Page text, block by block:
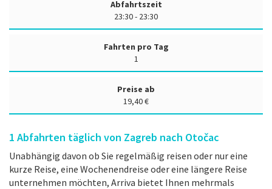
Abfahrtszeit
23:30 - 23:30
Fahrten pro Tag
1
Preise ab
19,40 €
1 Abfahrten täglich von Zagreb nach Otočac
Unabhängig davon ob Sie regelmäßig reisen oder nur eine
kurze Reise, eine Wochenendreise oder eine längere Reise
unternehmen möchten, Arriva bietet Ihnen mehrmals